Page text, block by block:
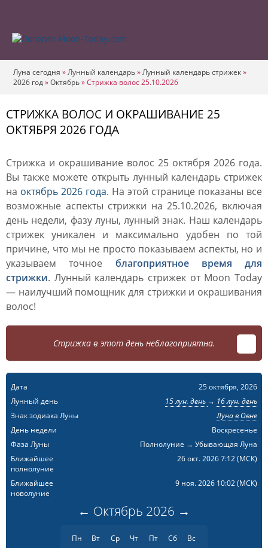
Луна сегодня »Лунный календарь»Лунный календарь стрижек»
2026 год»Октябрь»Стрижка волос 25.10.2026
СТРИЖКА ВОЛОС И ОКРАШИВАНИЕ 25
ОКТЯБРЯ 2026 ГОДА
Стрижка и окрашивание волос 25 октября 2026 года.
Вы также можете открыть лунный календарь стрижек
на октябрь 2026 года. На этой странице показаны все
возможные аспекты стрижки на 25.10.2026, включая
день недели, фазу луны, лунный знак. Наш календарь
стрижек уникален и максимально удобен по той
причине, что мы не просто показываем аспекты, но и
указываем точное благоприятное время для
стрижки. Лунный календарь стрижек от Moon Today
— наилучший помощник для стрижки и окрашивания
волос!
Стрижка в этот день неблагоприятна.
Дата
25 октября, 2026
Лунный день
15 лун. день → 16 лун. день
Знак зодиака Луны
Луна в Овне
День недели
Воскресенье
Фаза Луны
Полнолуние → Убывающая Луна
Ближайшее
полнолуние
26 окт. 2026 7:12(МСК)
Ближайшее
новолуние
9 ноя. 2026 10:02(МСК)
← Октябрь 2026 →
Пн Вт Ср Чт Пт Сб Вс